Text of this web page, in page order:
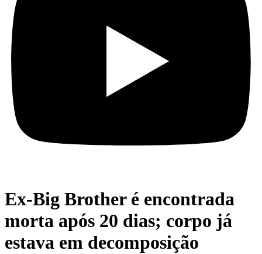
Ex-Big Brother é encontrada
morta após 20 dias; corpo já
estava em decomposição